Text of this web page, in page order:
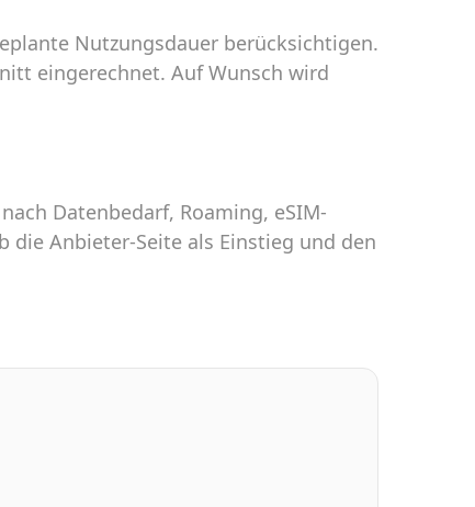
Nutzungsdauer berücksichtigen.
eingerechnet. Auf Wunsch wird
Datenbedarf, Roaming, eSIM-
Anbieter-Seite als Einstieg und den